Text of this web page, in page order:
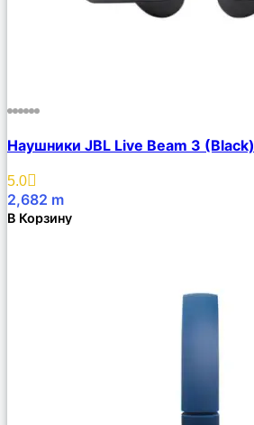
Описание
Избранное
Наушники JBL Live Beam 3 (Black)
5.0
2,682 m
В Корзину